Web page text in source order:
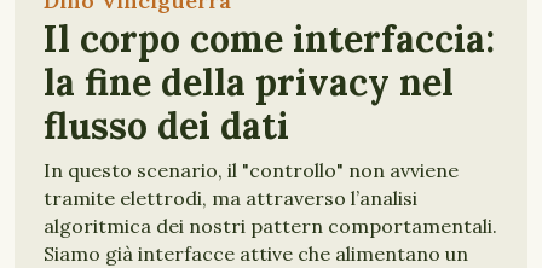
Il corpo come interfaccia:
la fine della privacy nel
flusso dei dati
In questo scenario, il "controllo" non avviene
tramite elettrodi, ma attraverso l’analisi
algoritmica dei nostri pattern comportamentali.
Siamo già interfacce attive che alimentano un